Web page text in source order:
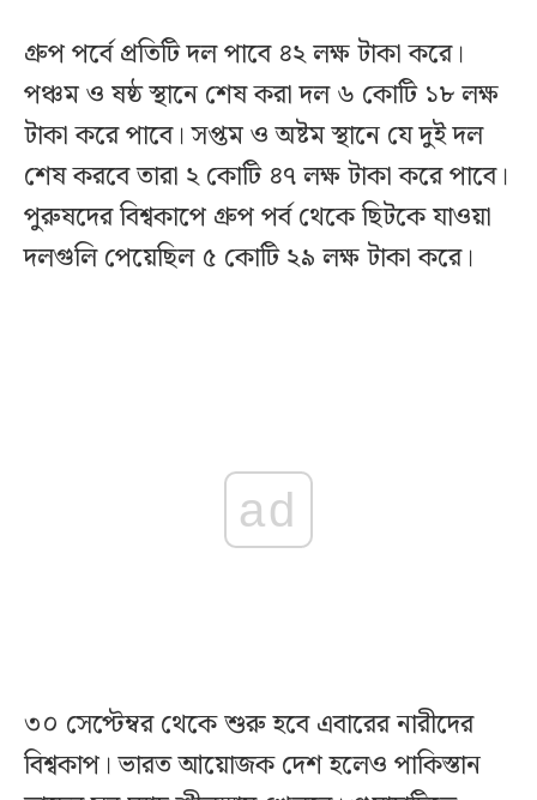
গ্রুপ পর্বে প্রতিটি দল পাবে ৪২ লক্ষ টাকা করে।
পঞ্চম ও ষষ্ঠ স্থানে শেষ করা দল ৬ কোটি ১৮ লক্ষ
টাকা করে পাবে। সপ্তম ও অষ্টম স্থানে যে দুই দল
শেষ করবে তারা ২ কোটি ৪৭ লক্ষ টাকা করে পাবে।
পুরুষদের বিশ্বকাপে গ্রুপ পর্ব থেকে ছিটকে যাওয়া
দলগুলি পেয়েছিল ৫ কোটি ২৯ লক্ষ টাকা করে।
ad
৩০ সেপ্টেম্বর থেকে শুরু হবে এবারের নারীদের
বিশ্বকাপ। ভারত আয়োজক দেশ হলেও পাকিস্তান